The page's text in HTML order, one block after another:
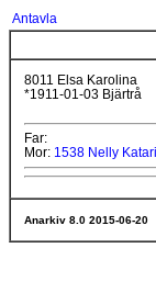
Antavla
8011 Elsa Karolina
*1911-01-03 Bjärtrå
Far:
Mor: 1538 Nelly
Anarkiv 8.0 2015-06-20